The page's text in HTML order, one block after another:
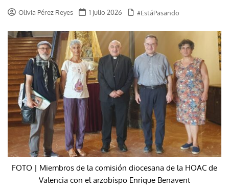
Olivia Pérez Reyes 1 julio 2026 #EstáPasando
FOTO | Miembros de la comisión diocesana de la HOAC de
Valencia con el arzobispo Enrique Benavent